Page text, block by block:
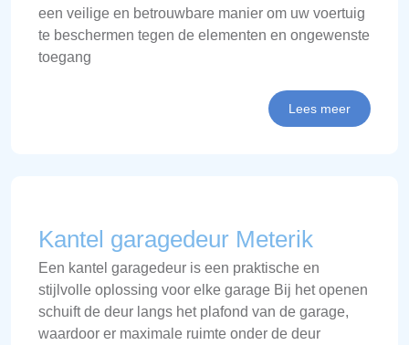
een veilige en betrouwbare manier om uw voertuig
te beschermen tegen de elementen en ongewenste
toegang
Lees meer
Kantel garagedeur Meterik
Een kantel garagedeur is een praktische en
stijlvolle oplossing voor elke garage Bij het openen
schuift de deur langs het plafond van de garage,
waardoor er maximale ruimte onder de deur